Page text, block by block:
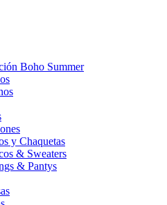
Boho Summer
y Chaquetas
& Sweaters
& Pantys